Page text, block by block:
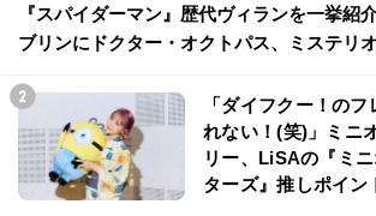
『スパイダーマン』歴代ヴィランを一挙紹
ブリンにドクター・オクトパス、ミステリ
「ダイフクー！の
れない！(笑)」ミニ
リー、LiSAの『ミ
ターズ』推しポイン